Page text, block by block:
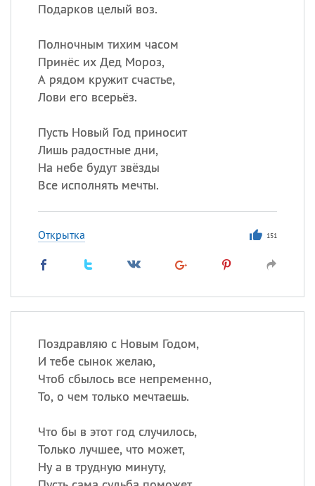
Подарков целый воз.
Полночным тихим часом
Принёс их Дед Мороз,
А рядом кружит счастье,
Лови его всерьёз.
Пусть Новый Год приносит
Лишь радостные дни,
На небе будут звёзды
Все исполнять мечты.
Открытка 151
Поздравляю с Новым Годом,
И тебе сынок желаю,
Чтоб сбылось все непременно,
То, о чем только мечтаешь.
Что бы в этот год случилось,
Только лучшее, что может,
Ну а в трудную минуту,
ИМЕНА
Посмотреть значениеи
происхождение